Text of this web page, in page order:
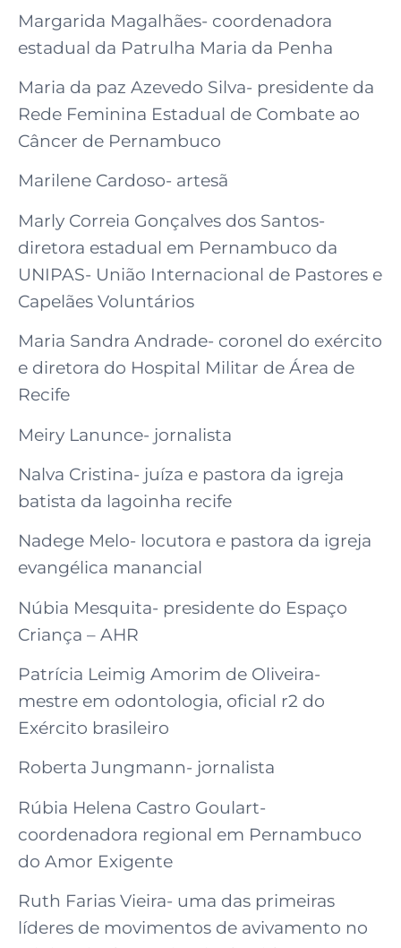
Margarida Magalhães- coordenadora
estadual da Patrulha Maria da Penha
Maria da paz Azevedo Silva- presidente da
Rede Feminina Estadual de Combate ao
Câncer de Pernambuco
Marilene Cardoso- artesã
Marly Correia Gonçalves dos Santos-
diretora estadual em Pernambuco da
UNIPAS- União Internacional de Pastores e
Capelães Voluntários
Maria Sandra Andrade- coronel do exército
e diretora do Hospital Militar de Área de
Recife
Meiry Lanunce- jornalista
Nalva Cristina- juíza e pastora da igreja
batista da lagoinha recife
Nadege Melo- locutora e pastora da igreja
evangélica manancial
Núbia Mesquita- presidente do Espaço
Criança – AHR
Patrícia Leimig Amorim de Oliveira-
mestre em odontologia, oficial r2 do
Exército brasileiro
Roberta Jungmann- jornalista
Rúbia Helena Castro Goulart-
coordenadora regional em Pernambuco
do Amor Exigente
Ruth Farias Vieira- uma das primeiras
líderes de movimentos de avivamento no